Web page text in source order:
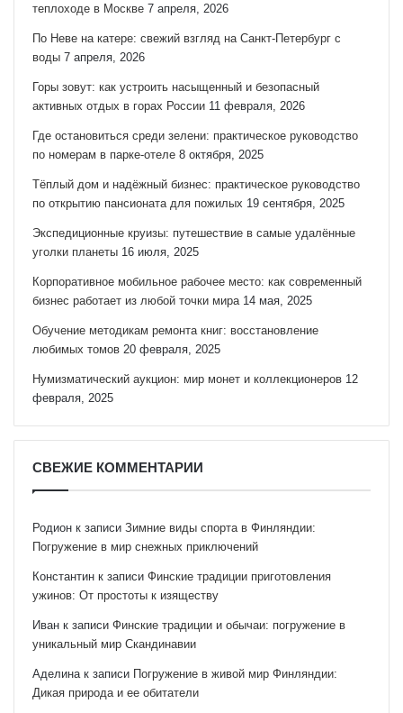
теплоходе в Москве 7 апреля, 2026
По Неве на катере: свежий взгляд на Санкт‑Петербург с
воды 7 апреля, 2026
Горы зовут: как устроить насыщенный и безопасный
активных отдых в горах России 11 февраля, 2026
Где остановиться среди зелени: практическое руководство
по номерам в парке-отеле 8 октября, 2025
Тёплый дом и надёжный бизнес: практическое руководство
по открытию пансионата для пожилых 19 сентября, 2025
Экспедиционные круизы: путешествие в самые удалённые
уголки планеты 16 июля, 2025
Корпоративное мобильное рабочее место: как современный
бизнес работает из любой точки мира 14 мая, 2025
Обучение методикам ремонта книг: восстановление
любимых томов 20 февраля, 2025
Нумизматический аукцион: мир монет и коллекционеров 12
февраля, 2025
СВЕЖИЕ КОММЕНТАРИИ
Родион к записи Зимние виды спорта в Финляндии:
Погружение в мир снежных приключений
Константин к записи Финские традиции приготовления
ужинов: От простоты к изяществу
Иван к записи Финские традиции и обычаи: погружение в
уникальный мир Скандинавии
Аделина к записи Погружение в живой мир Финляндии:
Дикая природа и ее обитатели